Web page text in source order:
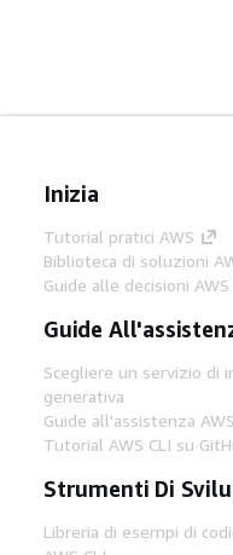
Inizia
Tutorial pratici AWS
Biblioteca di soluzioni
Guide alle decisioni AWS
Guide
Scegliere un servizio di
generativa
Guide all'assistenza AWS
Tutorial AWS CLI su
Strumenti Di
Libreria di esempi di